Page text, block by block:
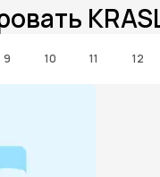
9 10 11 12